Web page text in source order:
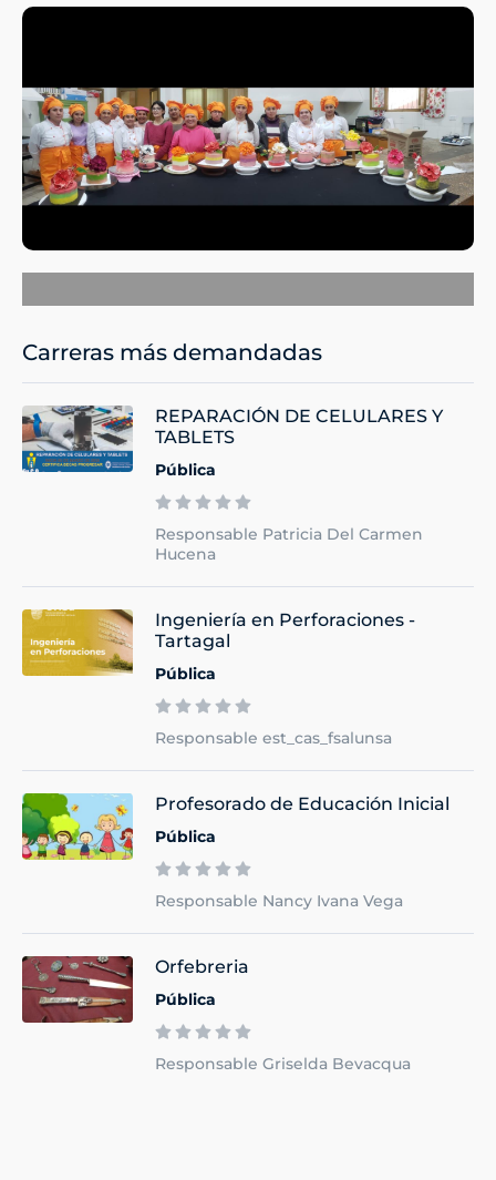
Carreras más demandadas
REPARACIÓN DE CELULARES Y
TABLETS
Pública
Responsable Patricia Del Carmen
Hucena
Ingeniería en Perforaciones -
Tartagal
Pública
Responsable est_cas_fsalunsa
Profesorado de Educación Inicial
Pública
Responsable Nancy Ivana Vega
Orfebreria
Pública
Responsable Griselda Bevacqua